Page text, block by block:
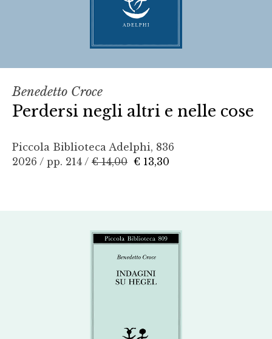
Benedetto Croce
Perdersi negli altri e nelle cose
Piccola Biblioteca Adelphi, 836
2026 / pp. 214 / € 14,00 € 13,30